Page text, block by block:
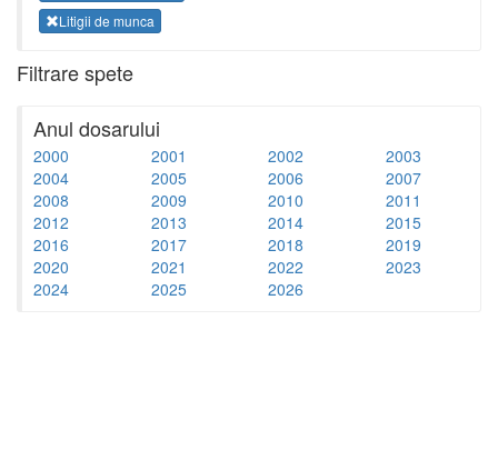
Litigii de munca
Filtrare spete
Anul dosarului
2000 2001 2002
2003
2004
2005 2006
2007
2008
2009 2010
2011
2012
2013 2014
2015
2016
2017 2018
2019
2020
2021 2022
2023
2024
2025 2026